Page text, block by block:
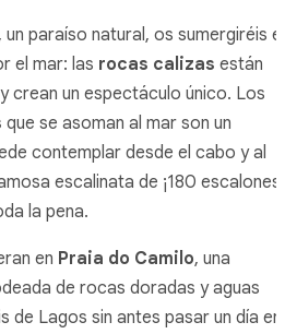
, un paraíso natural, os sumergiréis
el mar: las rocas calizas están
crean un espectáculo único. Los
que se asoman al mar son un
contemplar desde el cabo y al
escalinata de ¡180 escalones!
la pena.
en Praia do Camilo, una
de rocas doradas y aguas
de Lagos sin antes pasar un día en